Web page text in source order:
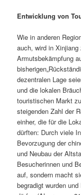
Entwicklung von
Wie in anderen
auch, wird in Xinjiang
Armutsbekämpfung
dezentralen Lage
und die lokalen
touristischen Markt
steigenden Zahl der
einher, die für die
dürften: Durch viele
Bevorzugung der
und Neubau der
Besucherinnen und
auf, sondern macht
begradigt wurden